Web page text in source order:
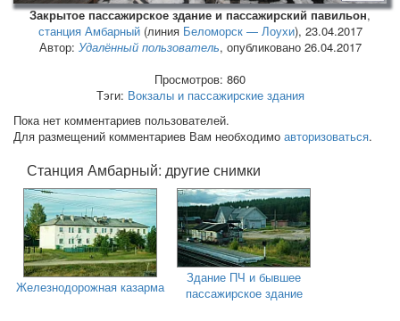
Закрытое пассажирское здание и пассажирский павильон,
станция Амбарный (линия Беломорск — Лоухи), 23.04.2017
Автор: Удалённый пользователь, опубликовано 26.04.2017
Просмотров: 860
Тэги: Вокзалы и пассажирские здания
Пока нет комментариев пользователей.
Для размещений комментариев Вам необходимо авторизоваться.
Станция Амбарный: другие снимки
Железнодорожная казарма
Здание ПЧ и бывшее
пассажирское здание